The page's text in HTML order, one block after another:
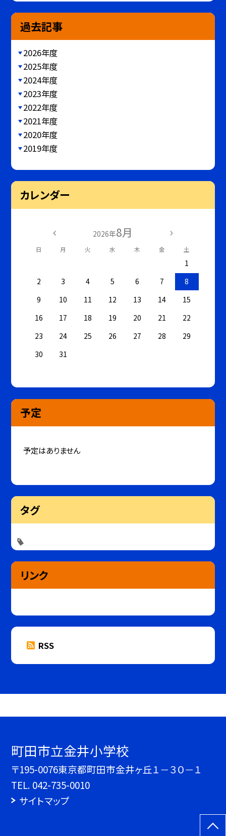
過去記事
2026年度
2025年度
2024年度
2023年度
2022年度
2021年度
2020年度
2019年度
カレンダー
2026年8月
日 月 火 水 木 金 土
1
2
3 4 5 6 7
8
9
10 11 12 13 14
15
16
17 18 19 20 21
22
23
24 25 26 27 28
29
30
31
予定
予定はありません
タグ
リンク
RSS
町田市立金井小学校
〒195-0076東京都町田市金井ヶ丘１－３０－１
TEL. 042-735-0010
サイトマップ